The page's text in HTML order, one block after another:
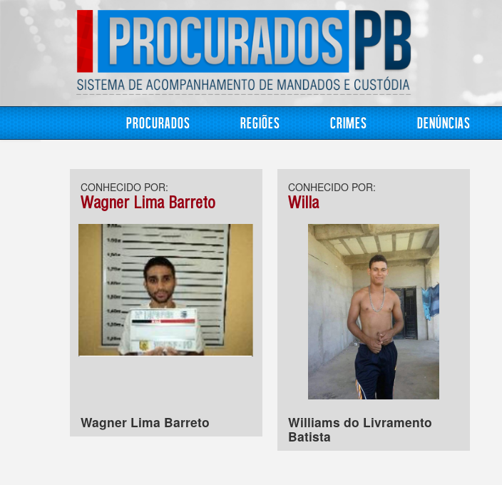
Procurados Regiões Crimes Denúncias
CONHECIDO POR:
Wagner Lima Barreto
Wagner Lima Barreto
CONHECIDO POR:
Willa
Williams do Livramento
Batista